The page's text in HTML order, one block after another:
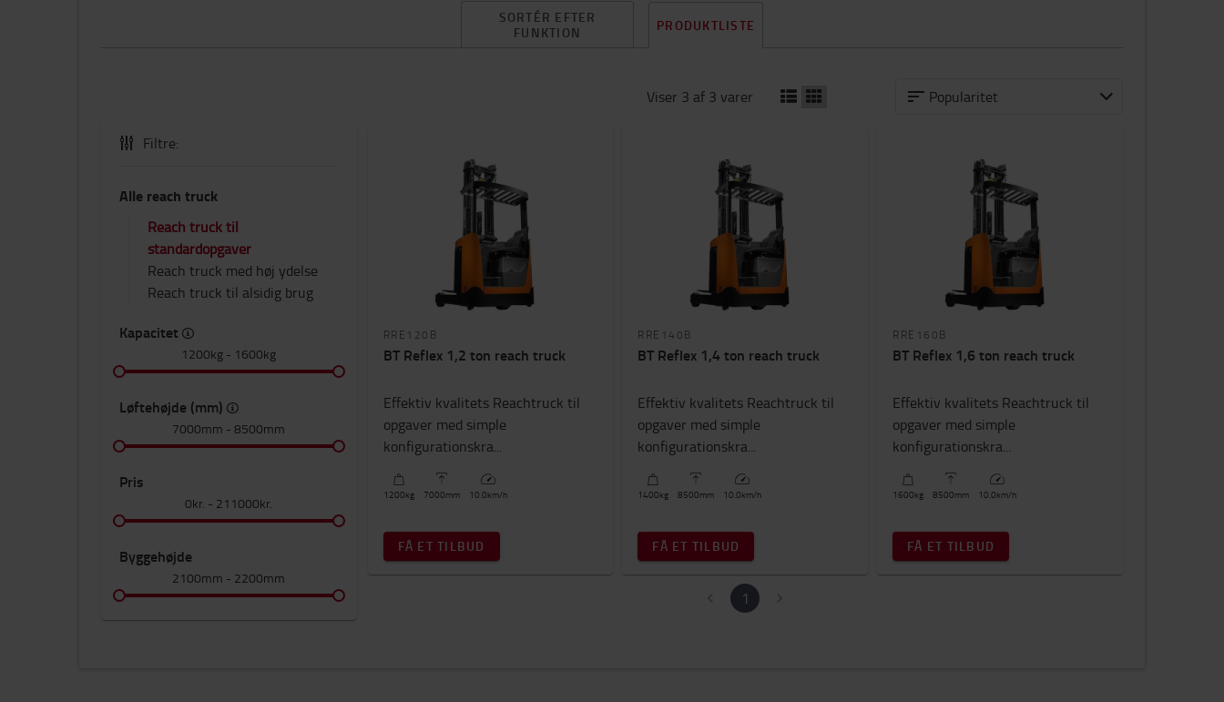
SORTÉR EFTER
FUNKTION
PRODUKTLISTE
Filtre:
Alle reach truck
Reach truck til
standardopgaver
Reach truck med høj ydelse
Reach truck til alsidig brug
Kapacitet
1200kg - 1600kg
Løftehøjde (mm)
7000mm -8500mm
Pris
0kr. - 211000kr.
Byggehøjde
2100mm - 2200mm
Viser 3 af 3 varer Popularitet
RRE120B
BT Reflex 1,2 ton reach truck
Effektiv kvalitets Reachtruck til
opgaver med simple
konfigurationskra...
1200kg 7000mm 10.0km/h
FÅ ET TILBUD
RRE140B
BT Reflex 1,4 ton reach truck
Effektiv kvalitets Reachtruck til
opgaver med simple
konfigurationskra...
1400kg 8500mm 10.0km/h
FÅ ET TILBUD
RRE160B
BT Reflex 1,6 ton reach truck
Effektiv kvalitets Reachtruck til
opgaver med simple
konfigurationskra...
1600kg 8500mm 10.0km/h
FÅ ET TILBUD
1